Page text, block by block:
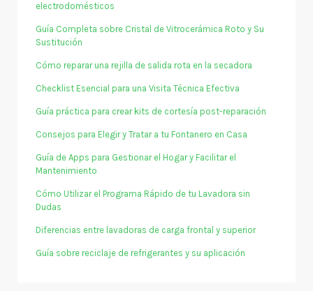
electrodomésticos
Guía Completa sobre Cristal de Vitrocerámica Roto y Su
Sustitución
Cómo reparar una rejilla de salida rota en la secadora
Checklist Esencial para una Visita Técnica Efectiva
Guía práctica para crear kits de cortesía post-reparación
Consejos para Elegir y Tratar a tu Fontanero en Casa
Guía de Apps para Gestionar el Hogar y Facilitar el
Mantenimiento
Cómo Utilizar el Programa Rápido de tu Lavadora sin
Dudas
Diferencias entre lavadoras de carga frontal y superior
Guía sobre reciclaje de refrigerantes y su aplicación